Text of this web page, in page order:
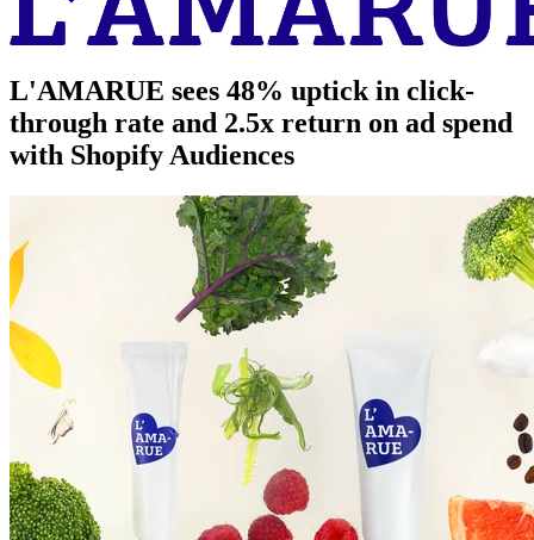
L'AMARUE sees 48% uptick in click-
through rate and 2.5x return on ad spend
with Shopify Audiences